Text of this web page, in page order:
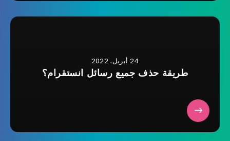
24 أبريل، 2022
طريقة حذف جميع رسائل انستقرام؟